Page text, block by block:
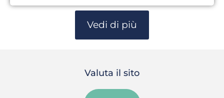
Vedi di più
Valuta il sito